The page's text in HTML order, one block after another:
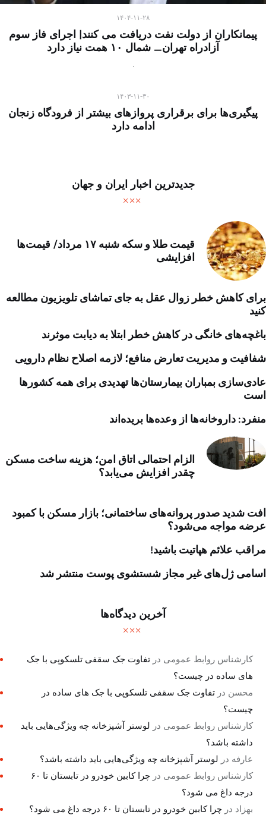
۱۴۰۴-۱۱-۲۸
پیمانکاران از دولت نفت دریافت می کنند| اجرای فاز سوم
آزادراه تهران_ شمال ۱۰ همت نیاز دارد
۱۴۰۳-۱۱-۳۰
پیگیری‌ها برای برقراری پروازهای بیشتر از فرودگاه زنجان
ادامه دارد
جدیدترین اخبار ایران و جهان
قیمت طلا و سکه شنبه ۱۷ مرداد/ قیمت‌ها
افزایشی
برای کاهش خطر زوال عقل به جای تماشای تلویزیون مطالعه
کنید
باغچه‌های خانگی در کاهش خطر ابتلا به دیابت موثرند
شفافیت و مدیریت تعارض منافع؛ لازمه اصلاح نظام دارویی
عادی‌سازی بمباران بیمارستان‌ها تهدیدی برای همه کشورها
است
منفرد: داروخانه‌ها از وعده‌ها بریده‌اند
الزام احتمالی اتاق امن؛ هزینه ساخت مسکن
چقدر افزایش می‌یابد؟
افت شدید صدور پروانه‌های ساختمانی؛ بازار مسکن با کمبود
عرضه مواجه می‌شود؟
مراقب علائم هپاتیت باشید!
اسامی ژل‌های غیر مجاز شستشوی پوست منتشر شد
آخرین دیدگاه‌ها
کارشناس روابط عمومی درتفاوت جک سقفی تلسکوپی با جک
های ساده در چیست؟
محسن درتفاوت جک سقفی تلسکوپی با جک های ساده در
چیست؟
کارشناس روابط عمومی در لوستر آشپزخانه چه ویژگی‌هایی باید
داشته باشد؟
عارفه در لوستر آشپزخانه چه ویژگی‌هایی باید داشته باشد؟
کارشناس روابط عمومی در
چرا کابین خودرو در تابستان تا ۶۰
درجه داغ می شود؟
بهزاد درچرا کابین خودرو در تابستان تا ۶۰ درجه داغ می شود؟